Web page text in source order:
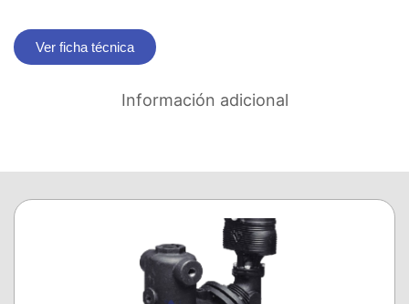
Información adicional
Ver ficha técnica